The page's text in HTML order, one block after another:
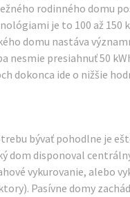
rodinného domu
je to 100 až 150
domu nastáva
nesmie presiahnuť 50
dokonca ide o nižšie
bývať pohodlne je
dom disponoval
vykurovanie, alebo
Pasívne domy